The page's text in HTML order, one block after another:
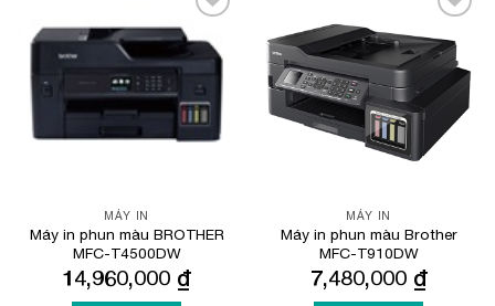
Add to
Wishlist
MÁY IN
Máy in phun màu BROTHER
MFC-T4500DW
14,960,000 ₫
Wishlist
MÁY IN
Máy in phun màu Brother
MFC-T910DW
7,480,000 ₫